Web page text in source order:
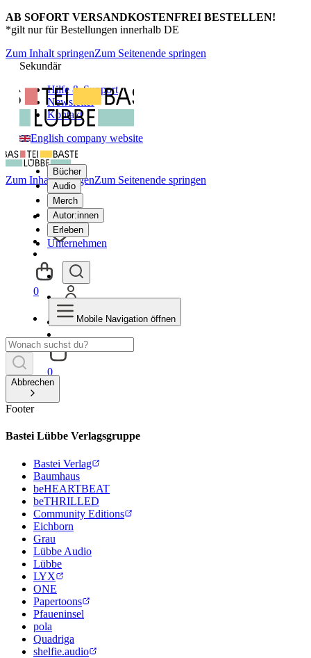
AB SOFORT VERSANDKOSTENFREI BESTELLEN!
*gilt nur für Bestellungen innerhalb DE
Zum Inhalt springenZum Seitenende springen
Sekundär
Hilfe & Support
Newsletter
Kontakt
English company website
Bücher
Audio
Merch
Autor:innen
Erleben
Unternehmen
0
Zum Inhalt springenZum Seitenende springen
0
Mobile Navigation öffnen
Abbrechen
Footer
Bastei Lübbe Verlagsgruppe
Bastei Verlag
Baumhaus
beHEARTBEAT
beTHRILLED
Community Editions
Eichborn
Grau
Lübbe Audio
Lübbe
LYX
ONE
Papertoons
Pfaueninsel
pola
Quadriga
shelfie.audio